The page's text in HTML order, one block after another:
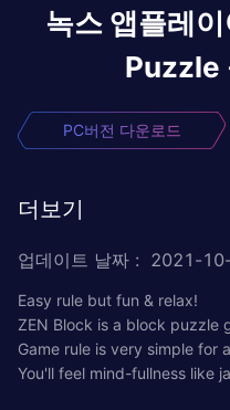
녹스 앱플레
Puzzle
PC버전 다운로드
더보기
업데이트 날짜 : 2021-
Easy rule but fun & relax!
ZEN Block is a block puzzle
Game rule is very simple for
You'll feel mind-fullness like